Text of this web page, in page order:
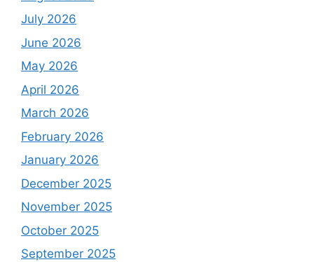
July 2026
June 2026
May 2026
April 2026
March 2026
February 2026
January 2026
December 2025
November 2025
October 2025
September 2025